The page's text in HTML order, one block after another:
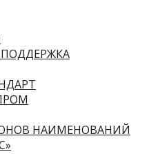
НАИМЕНОВАНИЙ